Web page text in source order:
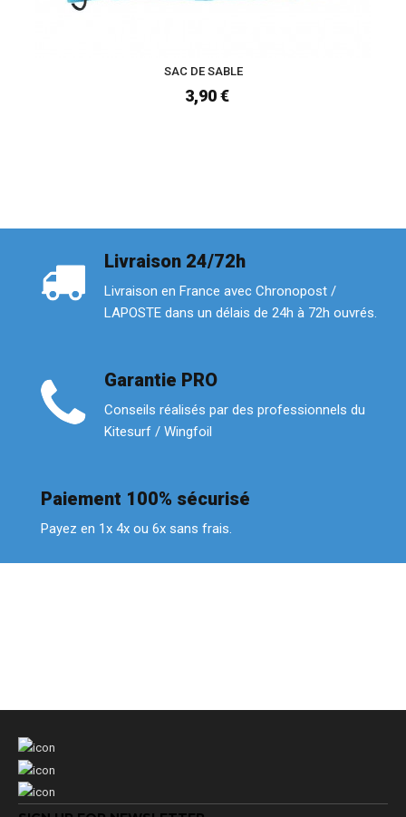
SAC DE SABLE
3,90 €
Livraison 24/72h
Livraison en France avec Chronopost /
LAPOSTE dans un délais de 24h à 72h ouvrés.
Garantie PRO
Conseils réalisés par des professionnels du
Kitesurf / Wingfoil
Paiement 100% sécurisé
Payez en 1x 4x ou 6x sans frais.